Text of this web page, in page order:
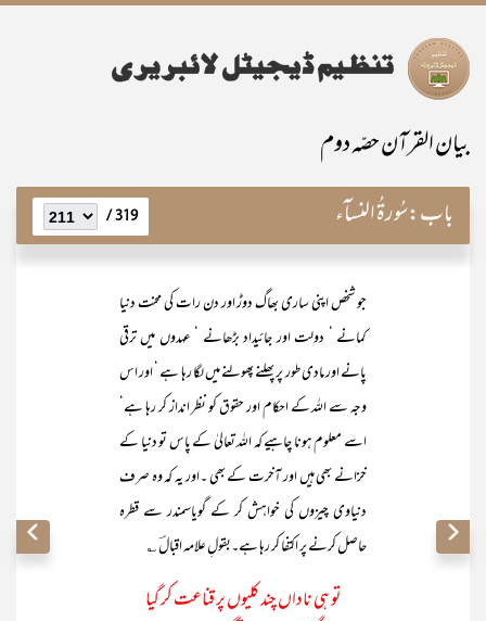
بیان القرآن حصّہ دوم
باب:سُورۃُ النسآء 319 /
جو شخص اپنی ساری بھاگ دوڑ اور دن رات کی محنت دنیا
کمانے ‘ دولت اور جائیداد بڑھانے ‘ عہدوں میں ترقی
پانے اور مادی طور پر پھلنے پھولنے میں لگا رہا ہے ‘ اور اس
وجہ سے اللہ کے احکام اور حقوق کو نظر انداز کر رہا ہے‘
اسے معلوم ہونا چاہیے کہ اللہ تعالیٰ کے پاس تو دنیا کے
خزانے بھی ہیں اور آخرت کے بھی ۔اور یہ کہ وہ صرف
دنیاوی چیزوں کی خواہش کر کے گویاسمندر سے قطرہ
حاصل کرنے پر اکتفا کر رہا ہے۔بقولِ علامہ اقبالؔ ؎
تو ہی ناداں چند کلیوں پر قناعت کر گیا